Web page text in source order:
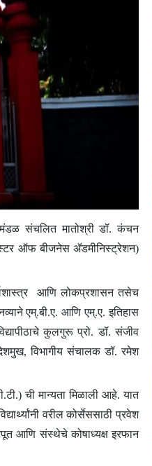
मंडळ संचलित मातोश्री डॉ. कंचन
ऑफ बीजनेस ॲडमीनिस्ट्रेशन)
आणि लोकप्रशासन तसेच
एम्.बी.ए. आणि एम्.ए. इतिहास
कुलगुरू प्रो. डॉ. संजीव
विभागीय संचालक डॉ. रमेश
ची मान्यता मिळाली आहे. यात
वरील कोर्सेससाठी प्रवेश
आणि संस्थेचे कोषाध्यक्ष इरफान